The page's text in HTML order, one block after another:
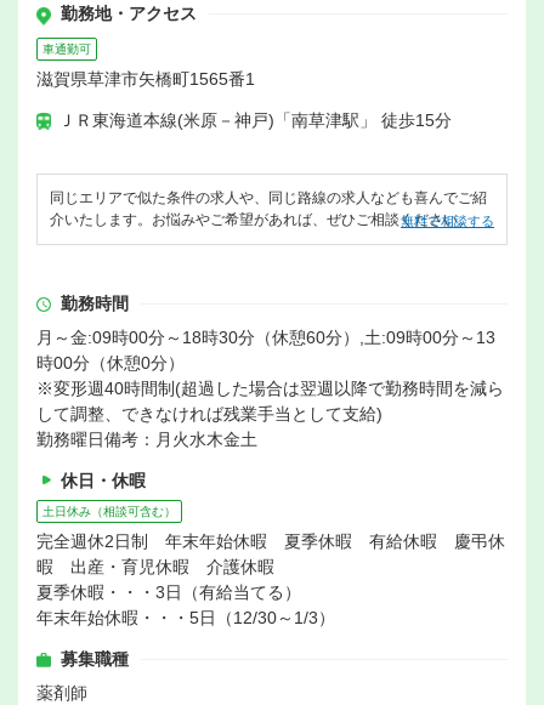
勤務地・アクセス
車通勤可
滋賀県草津市矢橋町1565番1
ＪＲ東海道本線(米原－神戸)「南草津駅」 徒歩15分
同じエリアで似た条件の求人や、同じ路線の求人なども喜んでご紹
介いたします。お悩みやご希望があれば、ぜひご相談ください。
無料で相談する
勤務時間
月～金:09時00分～18時30分（休憩60分）,土:09時00分～13
時00分（休憩0分）
※変形週40時間制(超過した場合は翌週以降で勤務時間を減ら
して調整、できなければ残業手当として支給)
勤務曜日備考：月火水木金土
休日・休暇
土日休み（相談可含む）
完全週休2日制 年末年始休暇 夏季休暇 有給休暇 慶弔休
暇 出産・育児休暇 介護休暇
夏季休暇・・・3日（有給当てる）
年末年始休暇・・・5日（12/30～1/3）
募集職種
薬剤師